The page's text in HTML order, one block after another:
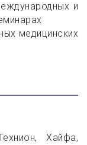
и
медицинских
Хайфа,